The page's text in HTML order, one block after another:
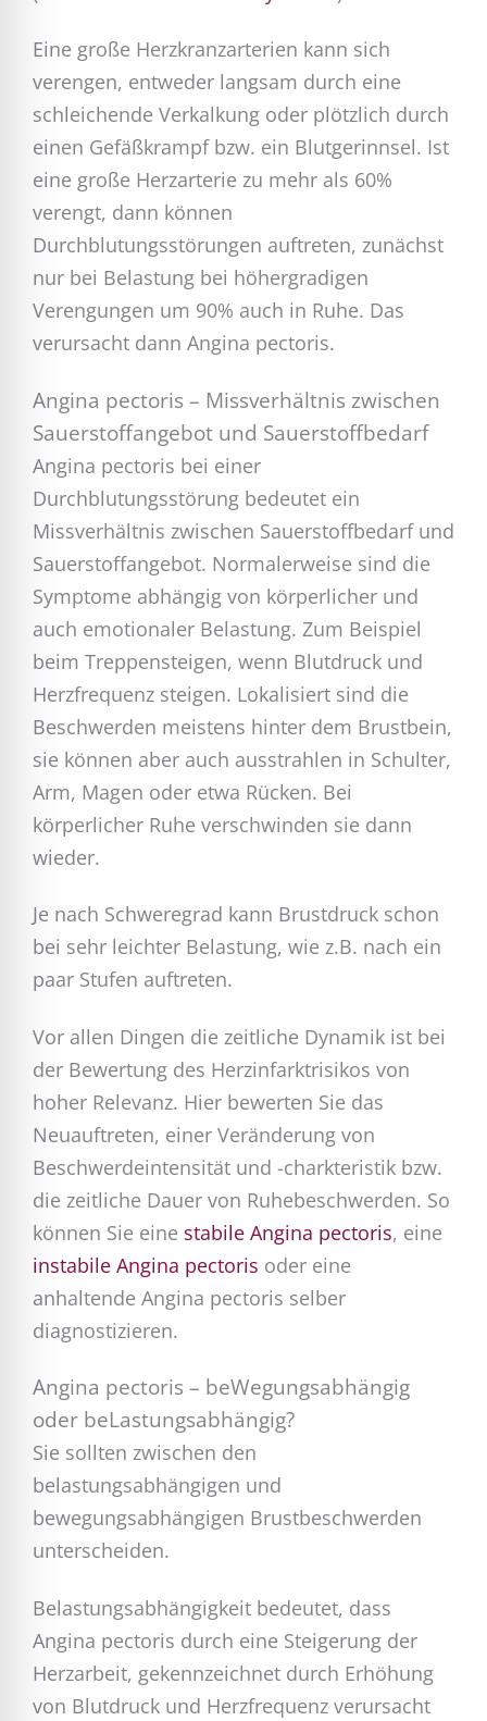
Eine große Herzkranzarterien kann sich
verengen, entweder langsam durch eine
schleichende Verkalkung oder plötzlich durch
einen Gefäßkrampf bzw. ein Blutgerinnsel. Ist
eine große Herzarterie zu mehr als 60%
verengt, dann können
Durchblutungsstörungen auftreten, zunächst
nur bei Belastung bei höhergradigen
Verengungen um 90% auch in Ruhe. Das
verursacht dann Angina pectoris.
Angina pectoris – Missverhältnis zwischen
Sauerstoffangebot und Sauerstoffbedarf
Angina pectoris bei einer
Durchblutungsstörung bedeutet ein
Missverhältnis zwischen Sauerstoffbedarf und
Sauerstoffangebot. Normalerweise sind die
Symptome abhängig von körperlicher und
auch emotionaler Belastung. Zum Beispiel
beim Treppensteigen, wenn Blutdruck und
Herzfrequenz steigen. Lokalisiert sind die
Beschwerden meistens hinter dem Brustbein,
sie können aber auch ausstrahlen in Schulter,
Arm, Magen oder etwa Rücken. Bei
körperlicher Ruhe verschwinden sie dann
wieder.
Je nach Schweregrad kann Brustdruck schon
bei sehr leichter Belastung, wie z.B. nach ein
paar Stufen auftreten.
Vor allen Dingen die zeitliche Dynamik ist bei
der Bewertung des Herzinfarktrisikos von
hoher Relevanz. Hier bewerten Sie das
Neuauftreten, einer Veränderung von
Beschwerdeintensität und -charkteristik bzw.
die zeitliche Dauer von Ruhebeschwerden. So
können Sie eine stabile Angina pectoris, eine
instabile Angina pectoris oder eine
anhaltende Angina pectoris selber
diagnostizieren.
Angina pectoris – beWegungsabhängig
oder beLastungsabhängig?
Sie sollten zwischen den
belastungsabhängigen und
bewegungsabhängigen Brustbeschwerden
unterscheiden.
Belastungsabhängigkeit bedeutet, dass
Angina pectoris durch eine Steigerung der
Herzarbeit, gekennzeichnet durch Erhöhung
von Blutdruck und Herzfrequenz verursacht